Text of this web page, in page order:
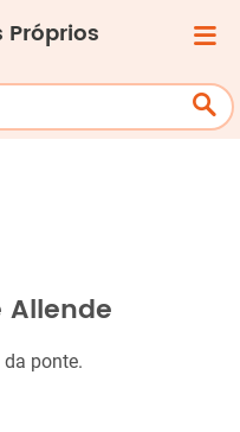
Próprios
Allende
ponte.